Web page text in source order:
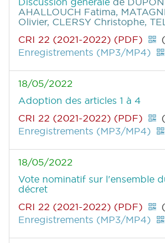
AHALLOUCH Fatima,
Olivier, CLERSY Christophe,
CRI 22 (2021-2022) (PDF)
Enregistrements (MP3/MP4)
18/05/2022
Adoption des articles 1 à 4
CRI 22 (2021-2022) (PDF)
Enregistrements (MP3/MP4)
18/05/2022
Vote nominatif sur l'ensemble
décret
CRI 22 (2021-2022) (PDF)
Enregistrements (MP3/MP4)